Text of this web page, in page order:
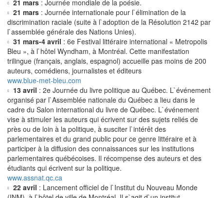
21 mars : Journée mondiale de la poésie.
21 mars : Journée internationale pour l`élimination de la
discrimination raciale (suite à l`adoption de la Résolution 2142 par
l`assemblée générale des Nations Unies).
31 mars-4 avril : 6e Festival littéraire international « Metropolis
Bleu », à l`hôtel Wyndham, à Montréal. Cette manifestation
trilingue (français, anglais, espagnol) accueille pas moins de 200
auteurs, comédiens, journalistes et éditeurs
www.blue-met-bleu.com
13 avril : 2e Journée du livre politique au Québec. L`événement
organisé par l`Assemblée nationale du Québec a lieu dans le
cadre du Salon international du livre de Québec. L`événement
vise à stimuler les auteurs qui écrivent sur des sujets reliés de
près ou de loin à la politique, à susciter l`intérêt des
parlementaires et du grand public pour ce genre littéraire et à
participer à la diffusion des connaissances sur les institutions
parlementaires québécoises. Il récompense des auteurs et des
étudiants qui écrivent sur la politique.
www.assnat.qc.ca
22 avril : Lancement officiel de l`Institut du Nouveau Monde